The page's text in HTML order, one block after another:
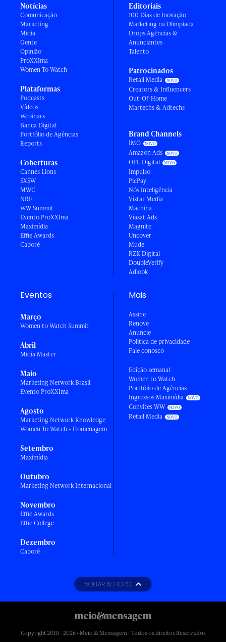
Notícias
Comunicação
Marketing
Mídia
Gente
Opinião
ProXXIma
Women To Watch
Plataformas
Podcasts
Vídeos
Webinars
Banca Digital
Portfólio de Agências
Reports
Coberturas
Cannes Lions
SXSW
MWC
NRF
WW Summit
Evento ProXXIma
Maximídia
Effie Awards
Caboré
Editoriais
100 Dias de Inovação
Marketing na Olimpíada
Drops Agências &
Anunciantes
Talento
Patrocinados
Retail Media
Creators & Influencers
Out-Of-Home
Martechs & Adtechs
Brand Channels
IMO
Amazon Ads
OPL Digital
Impulso
PicPay
Nós Inteligência
Vistar Media
Machina
Viasat Ads
Magnite
Uncover
Mude
RZK Digital
DoubleVerify
Adlook
Eventos
Março
Women to Watch Summit
Abril
Mídia Master
Maio
Marketing Network Brasil
Evento ProXXIma
Agosto
Marketing Network Knowledge
Women To Watch - Homenagem
Setembro
Maximídia
Outubro
Marketing Network Internacional
Novembro
Effie Awards
Effie College
Dezembro
Caboré
Mais
Assine
Renove
Anuncie
Política de privacidade
Fale conosco
Edição semanal
Women to Watch
Portfólio de Agências
Ingressos Maximídia
Convites WW
Retail Media
VOLTAR AO TOPO
Copyright 2010 - 2026 • Meio & Mensagem - Todos os direitos Reservados